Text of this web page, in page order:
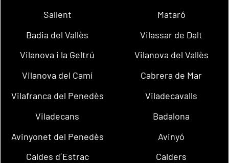
Sallent
Mataró
Badia del Vallès
Vilassar de Dalt
Vilanova i la Geltrú
Vilanova del Vallès
Vilanova del Camí
Cabrera de Mar
Vilafranca del Penedès
Viladecavalls
Viladecans
Badalona
Avinyonet del Penedès
Avinyó
Caldes d´Estrac
Calders